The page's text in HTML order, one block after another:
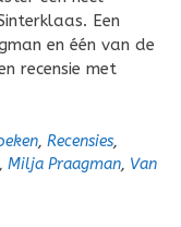
Een
en één van de
recensie met
, Recensies,
, Milja Praagman, Van